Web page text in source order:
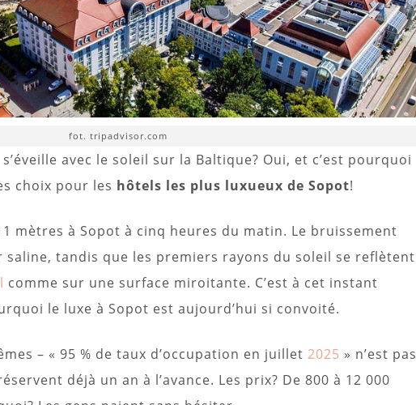
fot. tripadvisor.com
avec le soleil sur la Baltique? Oui, et c’est pourquoi
choix pour les hôtels les plus luxueux de Sopot!
mètres à Sopot à cinq heures du matin. Le bruissement
saline, tandis que les premiers rayons du soleil se reflètent
comme sur une surface miroitante. C’est à cet instant
le luxe à Sopot est aujourd’hui si convoité.
– « 95 % de taux d’occupation en juillet 2025 » n’est pas
déjà un an à l’avance. Les prix? De 800 à 12 000